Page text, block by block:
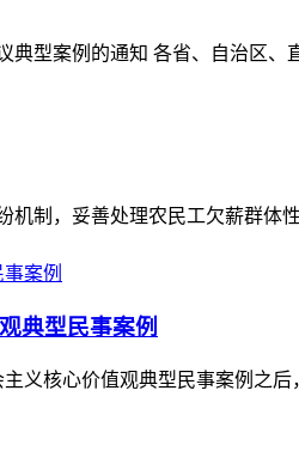
型案例的通知 各省、自治区、
制，妥善处理农民工欠薪群体
典型民事案例
义核心价值观典型民事案例之